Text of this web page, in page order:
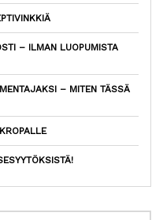
– ILMAN LUOPUMISTA
– MITEN TÄSSÄ